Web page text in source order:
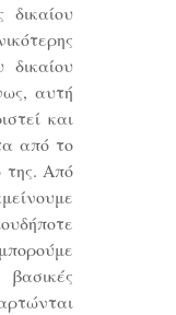
δικαίου
δικαίου
αυτή
και
από το
της. Από